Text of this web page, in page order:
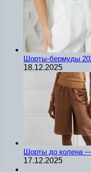
Шорты-бермуды
18.12.2025
Шорты до колена —
17.12.2025